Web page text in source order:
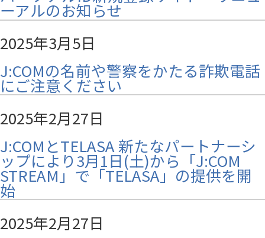
ーアルのお知らせ
2025年3月5日
J:COMの名前や警察をかたる詐欺電話
にご注意ください
2025年2月27日
J:COMとTELASA 新たなパートナーシ
ップにより3月1日(土)から「J:COM
STREAM」で「TELASA」の提供を開
始
2025年2月27日